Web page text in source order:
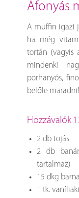
áfonyás
A muffin igazi
ha még
tortán (vagyis
mindenki
porhanyós,
belőle
Hozzávalók
2 db tojás
2 db
tartalmaz)
15 dkg
1 tk.